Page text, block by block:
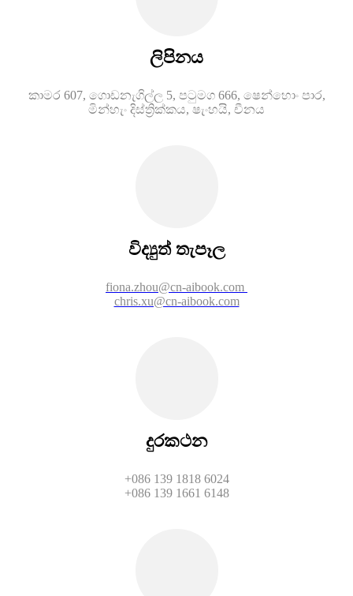
ලිපිනය
කාමර 607, ගොඩනැගිල්ල 5, පටුමග 666, ෂෙන්හොං පාර,
මින්හැං දිස්ත්‍රික්කය, ෂැංහයි, චීනය
විද්‍යුත් තැපෑල
fiona.zhou@cn-aibook.com
chris.xu@cn-aibook.com
දුරකථන
+086 139 1818 6024
+086 139 1661 6148